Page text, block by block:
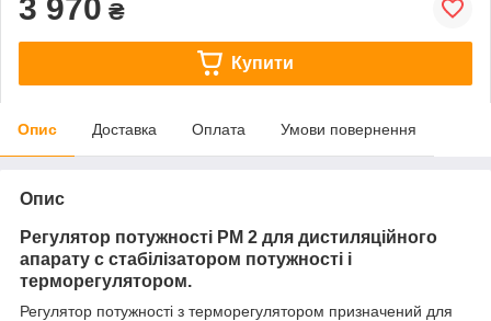
3 970 ₴
Купити
Опис Доставка Оплата Умови повернення
Опис
Регулятор потужності РМ 2 для дистиляційного
апарату с стабілізатором потужності і
терморегулятором.
Регулятор потужності з терморегулятором призначений для